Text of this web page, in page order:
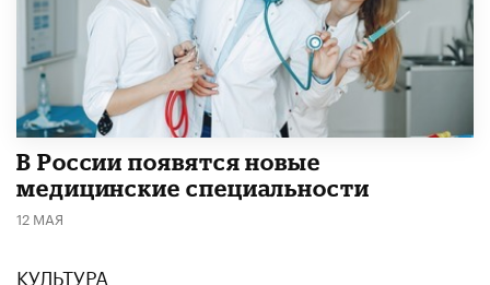
В России появятся новые
медицинские специальности
12 МАЯ
КУЛЬТУРА